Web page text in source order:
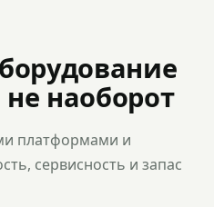
наоборот
платформами и
сервисность и запас